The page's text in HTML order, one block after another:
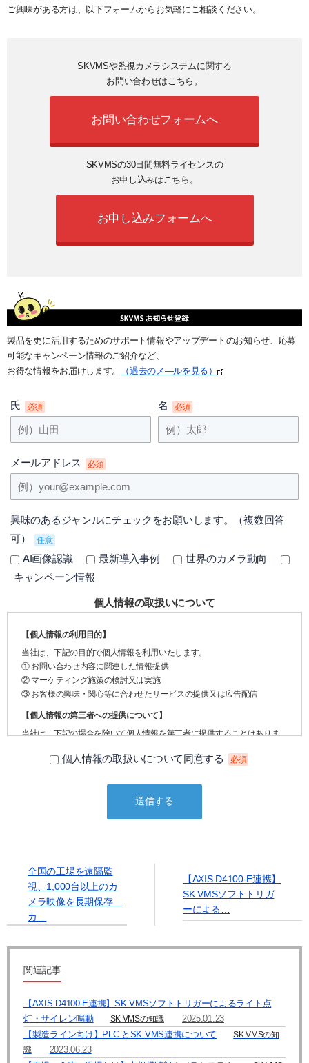
ご興味がある方は、以下フォームからお気軽にご相談ください。
SKVMSや監視カメラシステムに関する
お問い合わせはこちら。
お問い合わせフォームへ
SKVMSの30日間無料ライセンスの
お申し込みはこちら。
お申し込みフォームへ
製品を更に活用するためのサポート情報やアップデートのお知らせ、応募
可能なキャンペーン情報のご紹介など、
お得な情報をお届けします。
（過去のメ―ルを見る）
氏 必須 名 必須
メールアドレス 必須
興味のあるジャンルにチェックをお願いします。（複数回答
可）
任意
AI画像認識 最新導入事例
世界のカメラ動向
キャンペーン情報
個人情報の取扱いについて
【個人情報の利用目的】
当社は、下記の目的で個人情報を利用いたします。
① お問い合わせ内容に関連した情報提供
② マーケティング施策の検討又は実施
③ お客様の興味・関心等に合わせたサービスの提供又は広告配信
【個人情報の第三者への提供について】
当社は、下記の場合を除いて個人情報を第三者に提供することはありま
① 本人の同意がある場合
③ 個人情報の保護に関する法律及びJISQ：15001によって認められてい
三者に委託する場合があります。この場合、法令及び当社の基準に従っ
て委託先を選定し、機密保持契約を締結します。委託先に対しては個人
情報の適切な取扱いを監督指導します。
【個人情報の開示等の請求について】
加、削除」「利用又は提供の拒否」の請求に応じております。
上記事項を請求される場合は、当社「個人情報窓口」までお知らせくだ
さい。
【個人情報提供の任意性及びその結果について】
当社への個人情報の提供については本人の任意です。ただし、提供頂け
ない個人情報の種類によっては、【個人情報の利用目的】に記載した業
務ができない場合があります。
個人情報の取扱いについて同意する 必須
全国の工場を遠隔監
視、1,000台以上のカ
メラ映像を長期保存
カ…
【AXIS D4100-E連携】
SK VMSソフトトリガ
ーによる…
関連記事
【AXIS D4100-E連携】SK VMSソフトトリガーによるライト点
灯・サイレン鳴動
SK VMSの知識
2025.01.23
【製造ライン向け】PLC とSK VMS連携について
SK VMSの知
識
2023.06.23